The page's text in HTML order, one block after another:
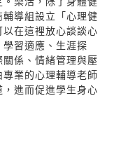
導組設立「心理健
在這裡放心談談心
習適應、生涯探
係、情緒管理與壓
業的心理輔導老師
進而促進學生身心